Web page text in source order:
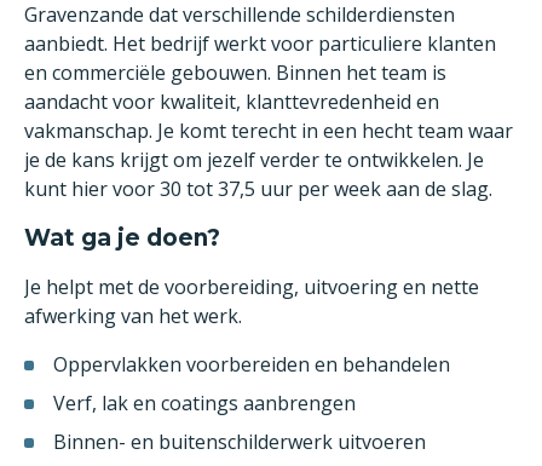
Gravenzande dat verschillende schilderdiensten
aanbiedt. Het bedrijf werkt voor particuliere klanten
en commerciële gebouwen. Binnen het team is
aandacht voor kwaliteit, klanttevredenheid en
vakmanschap. Je komt terecht in een hecht team waar
je de kans krijgt om jezelf verder te ontwikkelen. Je
kunt hier voor 30 tot 37,5 uur per week aan de slag.
Wat ga je doen?
Je helpt met de voorbereiding, uitvoering en nette
afwerking van het werk.
Oppervlakken voorbereiden en behandelen
Verf, lak en coatings aanbrengen
Binnen- en buitenschilderwerk uitvoeren